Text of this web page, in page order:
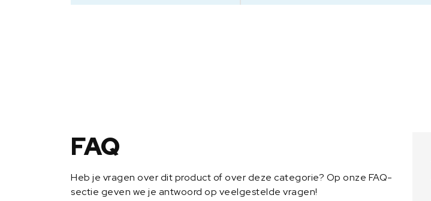
FAQ
Heb je vragen over dit product of over deze categorie? Op onze FAQ-
sectie geven we je antwoord op veelgestelde vragen!